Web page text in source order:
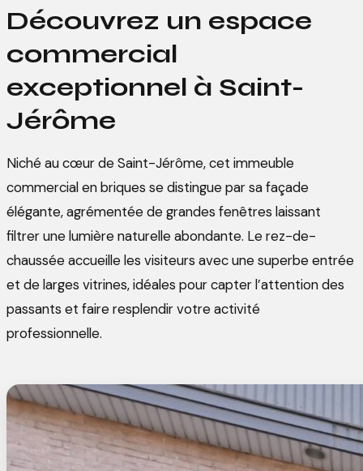
Découvrez un espace
commercial
exceptionnel à Saint-
Jérôme
Niché au cœur de Saint-Jérôme, cet immeuble
commercial en briques se distingue par sa façade
élégante, agrémentée de grandes fenêtres laissant
filtrer une lumière naturelle abondante. Le rez-de-
chaussée accueille les visiteurs avec une superbe entrée
et de larges vitrines, idéales pour capter l’attention des
passants et faire resplendir votre activité
professionnelle.